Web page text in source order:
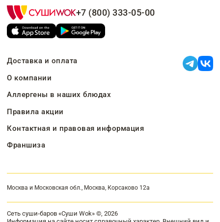
+7 (800) 333-05-00
Доставка и оплата
О компании
Аллергены в наших блюдах
Правила акции
Контактная и правовая информация
Франшиза
Москва и Московская обл., Москва, Корсаково 12а
Сеть суши-баров «Суши Wok» ©, 2026